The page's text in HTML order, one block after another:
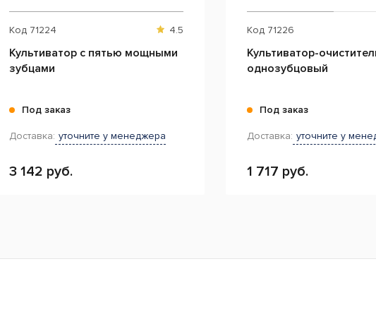
Код 71224 4.5
Культиватор с пятью мощными
зубцами
Под заказ
Доставка: уточните у менеджера
3 142 руб.
Код 71226
Культиватор-
однозубцовый
Под заказ
Доставка: уточните у
1 717 руб.